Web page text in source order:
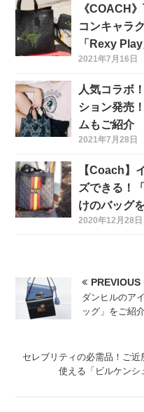
《COACH
コンキャラ
「Rexy
2021年7月16日
人気コラボ
ション発売
ムもご紹介
2021年7月28日
【Coach】
ズできる！
けのバッグ
2020年12月28日
PREVIOUS
ダンヒルのア
ッグ」をご紹
セレブリティの必需品！ご
使える「ビルケンシ